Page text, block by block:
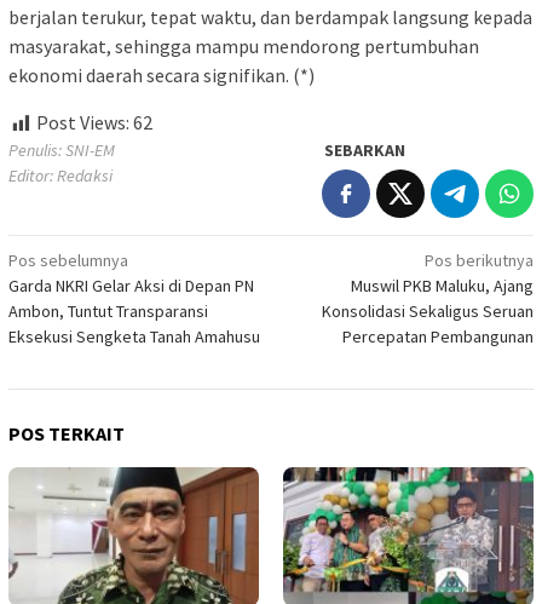
berjalan terukur, tepat waktu, dan berdampak langsung kepada
masyarakat, sehingga mampu mendorong pertumbuhan
ekonomi daerah secara signifikan. (*)
Post Views: 62
Penulis: SNI-EM
Editor: Redaksi
SEBARKAN
Navigasi
pos
Pos sebelumnya
Garda NKRI Gelar Aksi di Depan PN
Ambon, Tuntut Transparansi
Eksekusi Sengketa Tanah Amahusu
Pos berikutnya
Muswil PKB Maluku, Ajang
Konsolidasi Sekaligus Seruan
Percepatan Pembangunan
POS TERKAIT